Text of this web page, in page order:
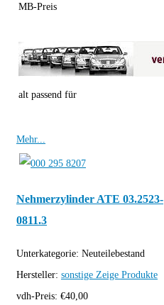
MB-Preis
alt passend für
Mehr...
Nehmerzylinder ATE 03.2523-
0811.3
Unterkategorie: Neuteilebestand
Hersteller: sonstige Zeige Produkte
vdh-Preis: €40,00